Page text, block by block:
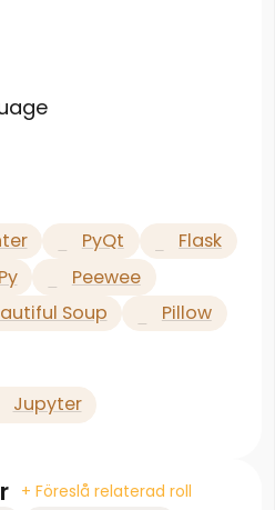
PyQt
Flask
Peewee
Soup Pillow
Jupyter
+ Föreslå relaterad roll